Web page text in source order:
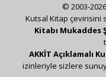
© 2003-2026
Kutsal Kitap çevirisini
Kitabı Mukaddes
AKKİT Açıklamalı
izinleriyle sizlere